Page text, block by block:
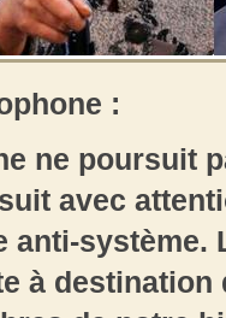
:
ne poursuit
avec
anti-
à